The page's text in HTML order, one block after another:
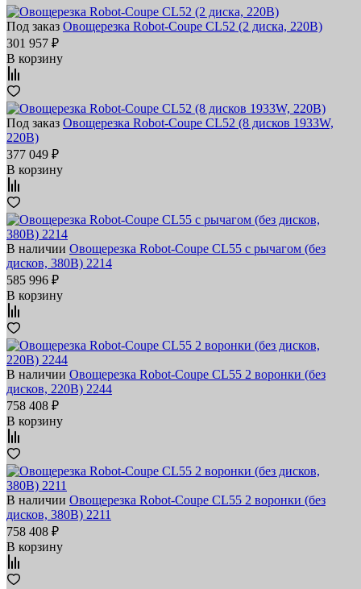
Под заказ Овощерезка Robot-Coupe CL52 (2 диска, 220В)
301 957 ₽
В корзину
Под заказ Овощерезка Robot-Coupe CL52 (8 дисков 1933W,
220В)
377 049 ₽
В корзину
В наличии Овощерезка Robot-Coupe CL55 с рычагом (без
дисков, 380В) 2214
585 996 ₽
В корзину
В наличии Овощерезка Robot-Coupe CL55 2 воронки (без
дисков, 220В) 2244
758 408 ₽
В корзину
В наличии Овощерезка Robot-Coupe CL55 2 воронки (без
дисков, 380В) 2211
758 408 ₽
В корзину